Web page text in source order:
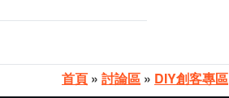
首頁 » 討論區 » DIY創客專區